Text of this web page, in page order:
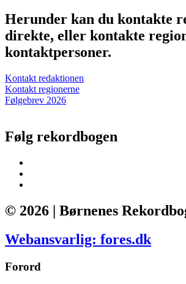
Herunder kan du kontakte
direkte, eller kontakte
kontaktpersoner.
Kontakt redaktionen
Kontakt regionerne
Følgebrev 2026
Følg rekordbogen
© 2026 | Børnenes
Webansvarlig: fores.dk
Forord